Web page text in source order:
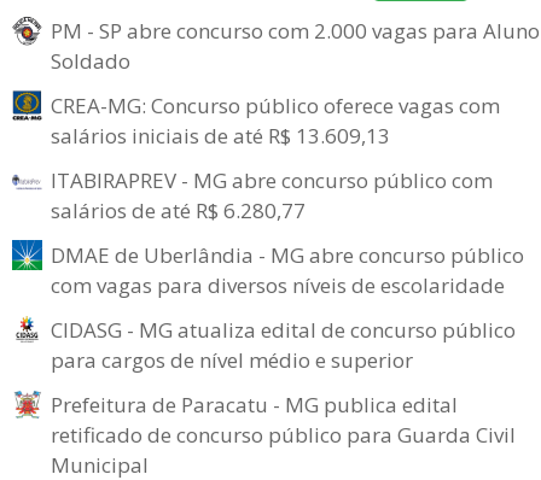
PM - SP abre concurso com 2.000 vagas para
Soldado
CREA-MG: Concurso público oferece vagas com
salários iniciais de até R$ 13.609,13
ITABIRAPREV - MG abre concurso público com
salários de até R$ 6.280,77
DMAE de Uberlândia - MG abre concurso público
com vagas para diversos níveis de escolaridade
CIDASG - MG atualiza edital de concurso público
para cargos de nível médio e superior
Prefeitura de Paracatu - MG publica edital
retificado de concurso público para Guarda Civil
Municipal